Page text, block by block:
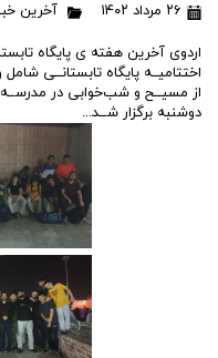
۲۶ مرداد ۱۴۰۲ آخرین
اردوی آخرین هفته ی پایگاه
اختتامیــه پایگاه تابستانــی
از مسیــح و شب‌خوابی در
دوشنبه برگزار شــد...